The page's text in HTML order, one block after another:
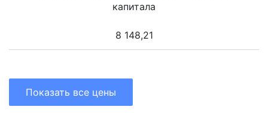
капитала
8 148,21
Показать все цены